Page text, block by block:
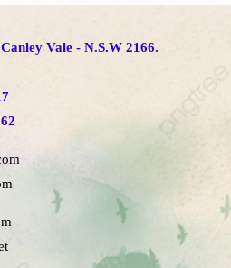
Vale - N.S.W 2166.